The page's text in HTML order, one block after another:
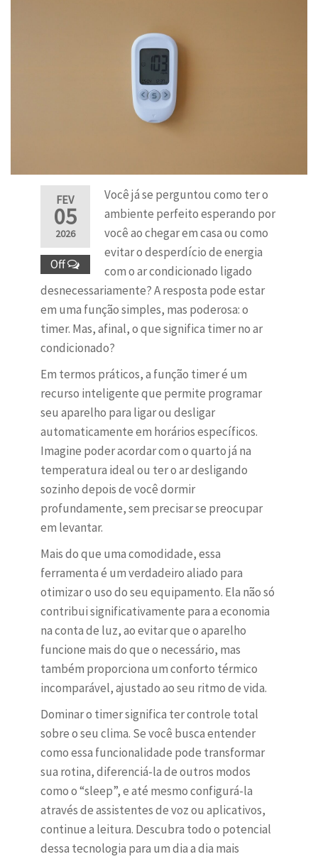
FEV
05
2026
Off
Você já se perguntou como ter o
ambiente perfeito esperando por
você ao chegar em casa ou como
evitar o desperdício de energia
com o ar condicionado ligado
desnecessariamente? A resposta pode estar
em uma função simples, mas poderosa: o
timer. Mas, afinal, o que significa timer no ar
condicionado?
Em termos práticos, a função timer é um
recurso inteligente que permite programar
seu aparelho para ligar ou desligar
automaticamente em horários específicos.
Imagine poder acordar com o quarto já na
temperatura ideal ou ter o ar desligando
sozinho depois de você dormir
profundamente, sem precisar se preocupar
em levantar.
Mais do que uma comodidade, essa
ferramenta é um verdadeiro aliado para
otimizar o uso do seu equipamento. Ela não só
contribui significativamente para a economia
na conta de luz, ao evitar que o aparelho
funcione mais do que o necessário, mas
também proporciona um conforto térmico
incomparável, ajustado ao seu ritmo de vida.
Dominar o timer significa ter controle total
sobre o seu clima. Se você busca entender
como essa funcionalidade pode transformar
sua rotina, diferenciá-la de outros modos
como o “sleep”, e até mesmo configurá-la
através de assistentes de voz ou aplicativos,
continue a leitura. Descubra todo o potencial
dessa tecnologia para um dia a dia mais